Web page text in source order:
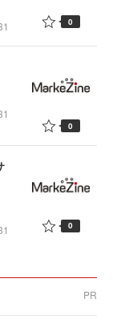
0
0
0
PR